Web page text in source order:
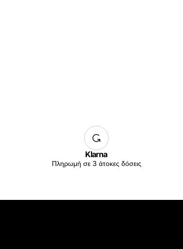
Klarna
Πληρωμή σε 3 άτοκες δόσεις